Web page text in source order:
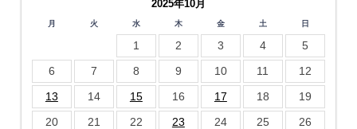
2025年10月
月 火 水 木 金 土 日
1 2 3 4
5
6
7 8 9 10 11
12
13
14 15 16 17 18
19
20
21 22 23 24 25
26